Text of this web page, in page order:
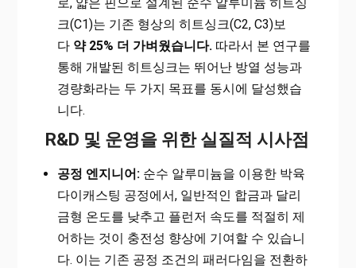
크(C1)는 기존 형상의 히트싱크(C2, C3)보
다 약 25% 더 가벼웠습니다.따라서 본 연구를
통해 개발된 히트싱크는 뛰어난 방열 성능과
경량화라는 두 가지 목표를 동시에 달성했습
니다.
R&D 및 운영을 위한 실질적 시사점
공정 엔지니어:순수 알루미늄을 이용한 박육
다이캐스팅 공정에서, 일반적인 합금과 달리
금형 온도를 낮추고 플런저 속도를 적절히 제
어하는 것이 충전성 향상에 기여할 수 있습니
다. 이는 기존 공정 조건의 패러다임을 전환하